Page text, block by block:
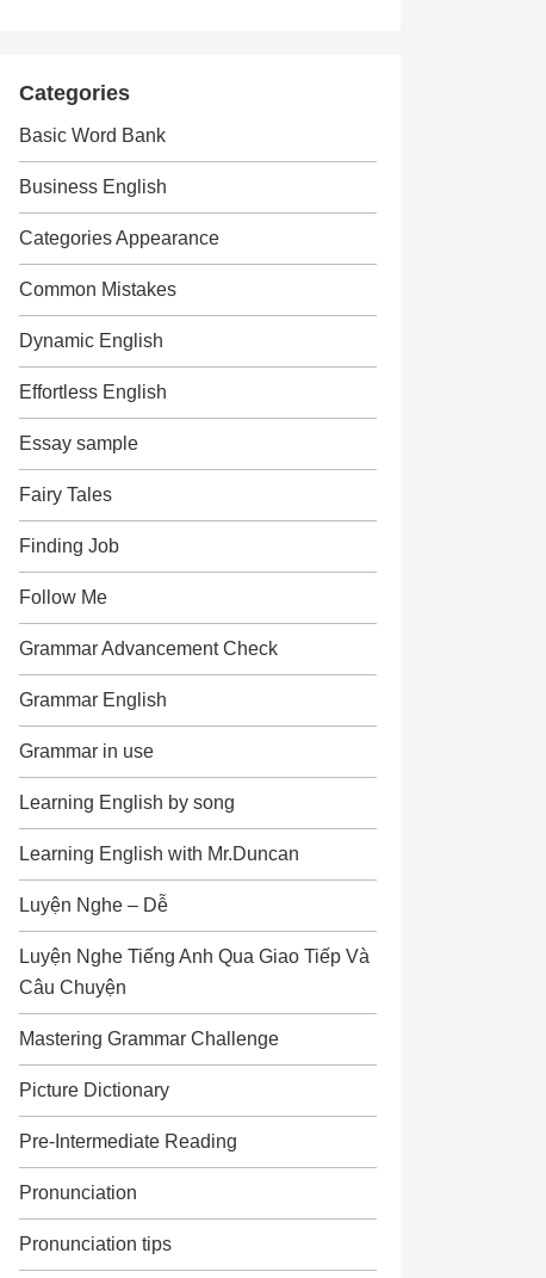
Categories
Basic Word Bank
Business English
Categories Appearance
Common Mistakes
Dynamic English
Effortless English
Essay sample
Fairy Tales
Finding Job
Follow Me
Grammar Advancement Check
Grammar English
Grammar in use
Learning English by song
Learning English with Mr.Duncan
Luyện Nghe – Dễ
Luyện Nghe Tiếng Anh Qua Giao Tiếp Và
Câu Chuyện
Mastering Grammar Challenge
Picture Dictionary
Pre-Intermediate Reading
Pronunciation
Pronunciation tips